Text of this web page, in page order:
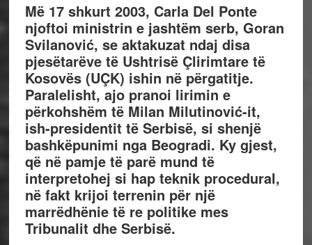
Më 17 shkurt 2003, Carla Del Ponte
njoftoi ministrin e jashtëm serb, Goran
Svilanović, se aktakuzat ndaj disa
pjesëtarëve të Ushtrisë Çlirimtare të
Kosovës (UÇK) ishin në përgatitje.
Paralelisht, ajo pranoi lirimin e
përkohshëm të Milan Milutinović-it,
ish-presidentit të Serbisë, si shenjë
bashkëpunimi nga Beogradi. Ky gjest,
që në pamje të parë mund të
interpretohej si hap teknik procedural,
në fakt krijoi terrenin për një
marrëdhënie të re politike mes
Tribunalit dhe Serbisë.